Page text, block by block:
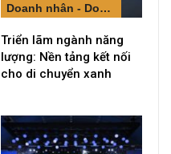
Doanh nhân - Doanh nghiệp
Triển lãm ngành năng
lượng: Nền tảng kết nối
cho di chuyển xanh